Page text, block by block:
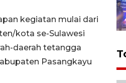
kegiatan mulai dari
kota se-Sulawesi
daerah tetangga
Pasangkayu